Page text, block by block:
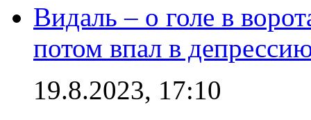
Видаль – о голе в
потом впал в
19.8.2023, 17:10